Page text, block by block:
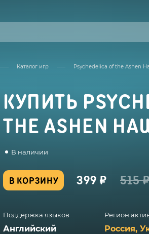
Каталог игр Psychedelica of the Ashen
КУПИТЬ
THE ASHEN
В наличии
В КОРЗИНУ 399 ₽ 515
Поддержка языков
Английский
Регион
Россия,